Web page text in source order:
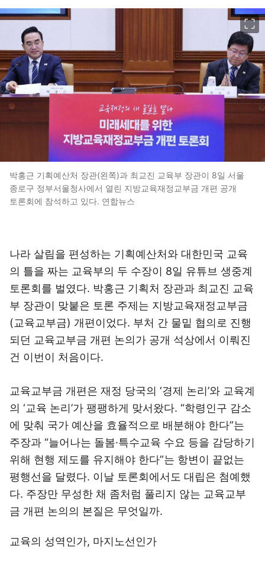
박홍근 기획예산처 장관(왼쪽)과 최교진 교육부 장관이 8일 서울
종로구 정부서울청사에서 열린 지방교육재정교부금 개편 공개
토론회에 참석하고 있다. 연합뉴스
나라 살림을 편성하는 기획예산처와 대한민국 교육
의 틀을 짜는 교육부의 두 수장이 8일 유튜브 생중계
토론회를 벌였다. 박홍근 기획처 장관과 최교진 교육
부 장관이 맞붙은 토론 주제는 지방교육재정교부금
(교육교부금) 개편이었다. 부처 간 물밑 협의로 진행
되던 교육교부금 개편 논의가 공개 석상에서 이뤄진
건 이번이 처음이다.
교육교부금 개편은 재정 당국의 ‘경제 논리’와 교육계
의 ‘교육 논리’가 팽팽하게 맞서왔다. “학령인구 감소
에 맞춰 국가 예산을 효율적으로 배분해야 한다”는
주장과 “늘어나는 돌봄·특수교육 수요 등을 감당하기
위해 현행 제도를 유지해야 한다”는 항변이 끝없는
평행선을 달렸다. 이날 토론회에서도 대립은 첨예했
다. 주장만 무성한 채 좀처럼 풀리지 않는 교육교부
금 개편 논의의 본질은 무엇일까.
교육의 성역인가, 마지노선인가